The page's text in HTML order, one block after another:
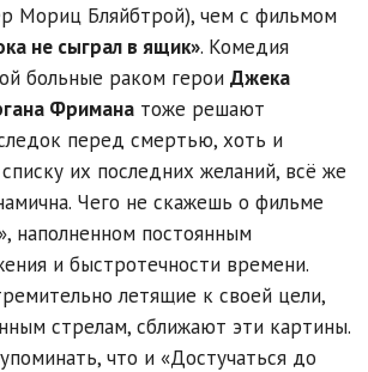
Мориц Бляйбтрой), чем с фильмом
не сыграл в ящик». Комедия
больные раком герои Джека
Фримана тоже решают
перед смертью, хоть и
их последних желаний, всё же
Чего не скажешь о фильме
наполненном постоянным
и быстротечности времени.
летящие к своей цели,
стрелам, сближают эти картины.
что и «Достучаться до